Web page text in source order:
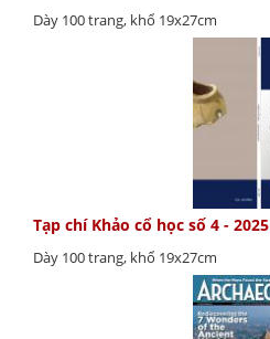
Dày 100 trang, khổ 19x27cm
Tạp chí Khảo cổ học số 4 - 2025
Dày 100 trang, khổ 19x27cm